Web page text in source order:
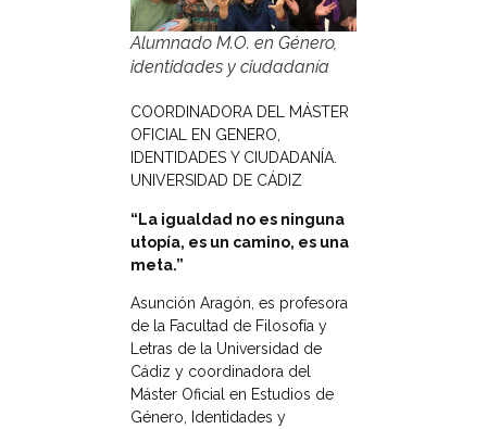
Alumnado M.O. en Género,
identidades y ciudadanía
COORDINADORA DEL MÁSTER
OFICIAL EN GENERO,
IDENTIDADES Y CIUDADANÍA.
UNIVERSIDAD DE CÁDIZ
“La igualdad no es ninguna
utopía, es un camino, es una
meta.”
Asunción Aragón, es profesora
de la Facultad de Filosofía y
Letras de la Universidad de
Cádiz y coordinadora del
Máster Oficial en Estudios de
Género, Identidades y